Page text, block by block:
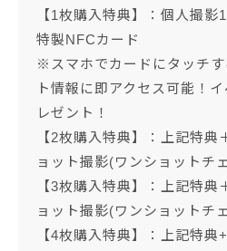
【1枚購入特典】：個人撮
特製NFCカード
※スマホでカードにタッチ
ト情報に即アクセス可能！
レゼント！
【2枚購入特典】：上記特
ョット撮影(ワンショットチ
【3枚購入特典】：上記特典
ョット撮影(ワンショットチ
【4枚購入特典】：上記特